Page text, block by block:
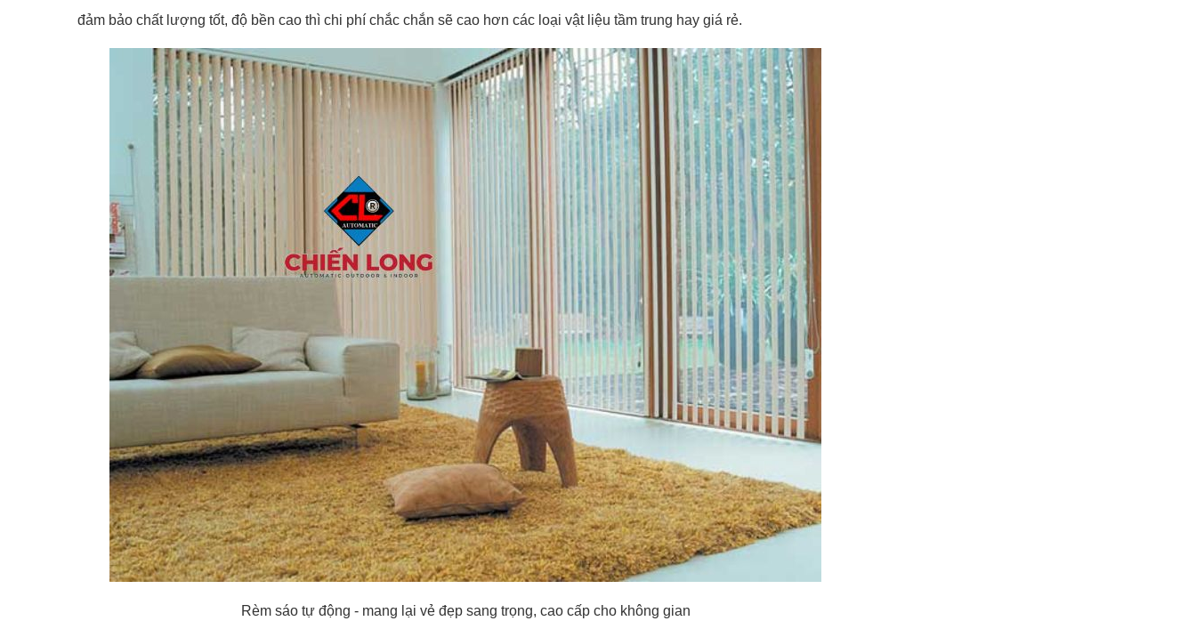
đảm bảo chất lượng tốt, độ bền cao thì chi phí chắc chắn sẽ cao hơn các loại vật liệu tầm trung hay giá rẻ.
Rèm sáo tự động - mang lại vẻ đẹp sang trọng, cao cấp cho không gian